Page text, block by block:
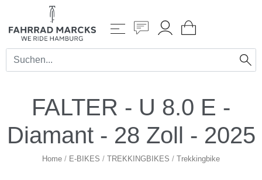
FALTER - U 8.0 E -
Diamant - 28 Zoll - 2025
Home / E-BIKES / TREKKINGBIKES / Trekkingbike